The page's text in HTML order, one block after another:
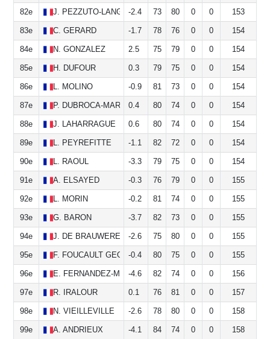
82e J. PEZZUTO-LANGE -2.4 73 80 0 0 153
83e C. GERARD -1.7 78 76 0 0 154
84e N. GONZALEZ 2.5 75 79 0 0 154
85e H. DUFOUR 0.3 79 75 0 0 154
86e L. MOLINO -0.9 81 73 0 0 154
87e P. DUBROCA-MARSAN
0.4 80 74 0 0 154
88e J. LAHARRAGUE 0.6 80 74 0 0 154
89e L. PEYREFITTE -1.1 82 72 0 0 154
90e L. RAOUL -3.3 79 75 0 0 154
91e A. ELSAYED -0.3 76 79 0 0 155
92e L. MORIN -0.2 81 74 0 0 155
93e G. BARON -3.7 82 73 0 0 155
94e J. DE BRAUWERE -2.6 75 80 0 0 155
95e F. FOUCAULT GEORGELIN
-0.4 80 75 0 0 155
96e E. FERNANDEZ-MANGAS
-4.6 82 74 0 0 156
97e R. IRALOUR 0.1 76 81 0 0 157
98e N. VIEILLEVILLE -2.6 78 80 0 0 158
99e A. ANDRIEUX -4.1 84 74 0 0 158